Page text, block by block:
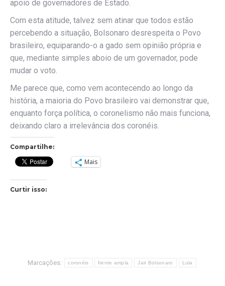
apoio de governadores de Estado.
Com esta atitude, talvez sem atinar que todos estão
percebendo a situação, Bolsonaro desrespeita o Povo
brasileiro, equiparando-o a gado sem opinião própria e
que, mediante simples aboio de um governador, pode
mudar o voto.
Me parece que, como vem acontecendo ao longo da
história, a maioria do Povo brasileiro vai demonstrar que,
enquanto força política, o coronelismo não mais funciona,
deixando claro a irrelevância dos coronéis.
Compartilhe:
Mais
Curtir isso:
Marcações: coronéis frente ampla Jair Bolsonaro Lula